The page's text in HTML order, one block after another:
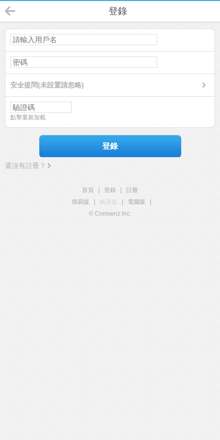
登錄
安全提問(未設置請忽略)
點擊重新加載
登錄
還沒有註冊？
首頁 登錄
註冊
簡易版
觸屏版 電腦版
© Comsenz Inc.